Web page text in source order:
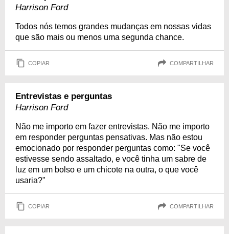
Harrison Ford
Todos nós temos grandes mudanças em nossas vidas
que são mais ou menos uma segunda chance.
COPIAR COMPARTILHAR
Entrevistas e perguntas
Harrison Ford
Não me importo em fazer entrevistas. Não me importo
em responder perguntas pensativas. Mas não estou
emocionado por responder perguntas como: "Se você
estivesse sendo assaltado, e você tinha um sabre de
luz em um bolso e um chicote na outra, o que você
usaria?"
COPIAR COMPARTILHAR